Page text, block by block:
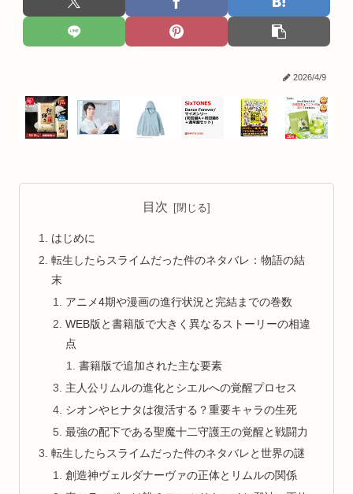
2026/4/9
目次
はじめに
転生したらスライムだった件のネタバレ：物語の結
末
アニメ4期や漫画の進行状況と完結までの巻数
WEB版と書籍版で大きく異なるストーリーの相違
点
書籍版で追加された主な要素
主人公リムルの進化とシエルへの覚醒プロセス
シオンやヒナタは復活する？重要キャラの生死
最強の配下である聖魔十二守護王の覚醒と戦闘力
転生したらスライムだった件のネタバレと世界の謎
創造神ヴェルダナーヴァの正体とリムルの関係